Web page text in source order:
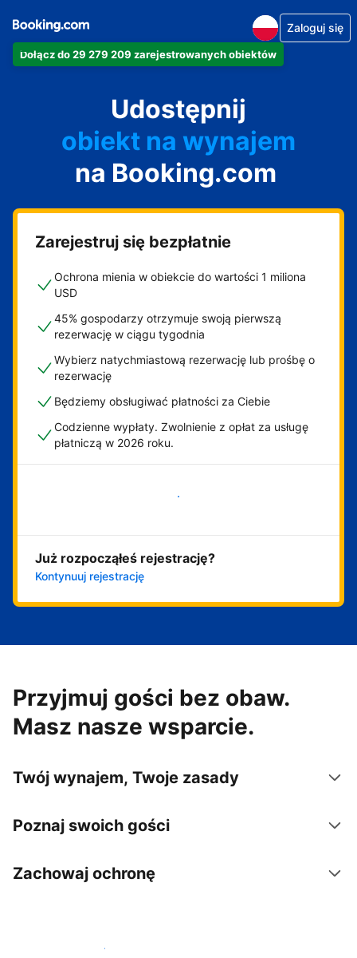
Dołącz do 29 279 209 zarejestrowanych obiektów
Zaloguj się
Udostępnij
apartament
hotel
obiekt na wynajem
wakacyjny
pensjonat
obiekt B&B
na Booking.com
Zarejestruj się bezpłatnie
Ochrona mienia w obiekcie do wartości 1 miliona
USD
45% gospodarzy otrzymuje swoją pierwszą
rezerwację w ciągu tygodnia
Wybierz natychmiastową rezerwację lub prośbę o
rezerwację
Będziemy obsługiwać płatności za Ciebie
Codzienne wypłaty. Zwolnienie z opłat za usługę
płatniczą w 2026 roku.
Zacznij już teraz
Już rozpocząłeś rejestrację?
Kontynuuj rejestrację
Przyjmuj gości bez obaw.
Masz nasze wsparcie.
Twój wynajem, Twoje zasady
Poznaj swoich gości
Zachowaj ochronę
Zarejestruj obiekt już dziś